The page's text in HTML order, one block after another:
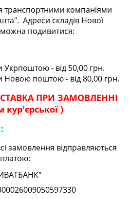
транспортними компаніями
Адреси складів Нової
подивитися:
Укрпоштою - від 50,00 грн.
Новою поштою - від 80,00 грн.
ПРИ ЗАМОВЛЕННІ
кур'єрської )
замовлення відправляються